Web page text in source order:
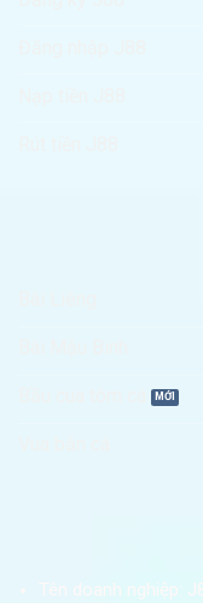
Tên doanh nghiệp: